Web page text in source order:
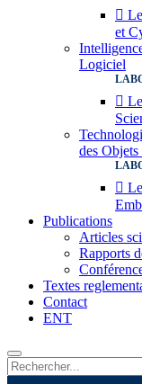

et
Logiciel

des

Publications
Articles
Rapports
Textes
Contact
ENT